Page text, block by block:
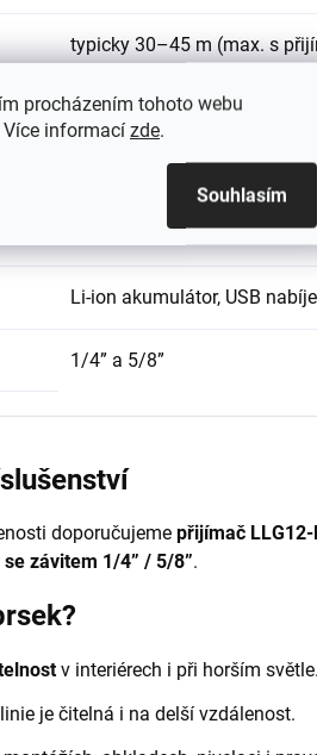
procházením tohoto webu
informací zde.
Souhlasím
typicky 30–45 m (max. s
cca 510 nm (zelený
IP54 (prach / stříkající voda)
-10 až +50 °C
Li-ion akumulátor, USB
1/4” a 5/8”
doporučujeme přijímač LLG12-
závitem 1/4” / 5/8”.
v interiérech i při horším světle.
je čitelná i na delší vzdálenost.